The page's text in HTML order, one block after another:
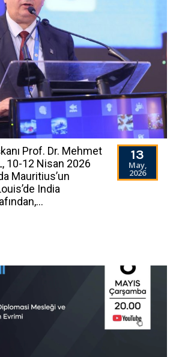
Prof. Dr. Mehmet
10-12 Nisan 2026
Mauritius’un
India
13
May,
2026